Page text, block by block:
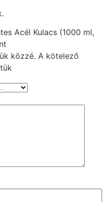
Acél Kulacs (1000 ml,
közzé. A kötelező